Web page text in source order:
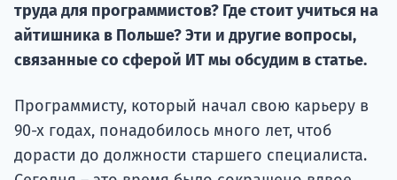
труда для программистов? Где стоит учиться на
айтишника в Польше? Эти и другие вопросы,
связанные со сферой ИТ мы обсудим в статье.
Программисту, который начал свою карьеру в
90-х годах, понадобилось много лет, чтоб
дорасти до должности старшего специалиста.